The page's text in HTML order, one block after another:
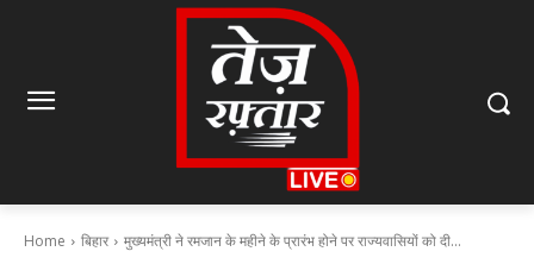
Home बिहार मुख्यमंत्री ने रमजान के महीने के प्रारंभ होने पर राज्यवासियों को दी...